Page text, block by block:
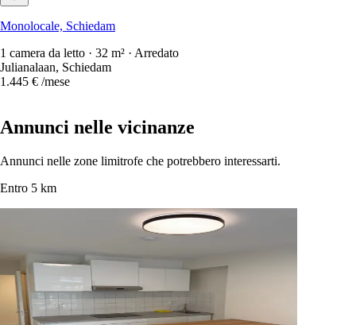
Monolocale, Schiedam
1 camera da letto · 32 m² · Arredato
Julianalaan, Schiedam
1.445 € /mese
Annunci nelle vicinanze
Annunci nelle zone limitrofe che potrebbero interessarti.
Entro 5 km